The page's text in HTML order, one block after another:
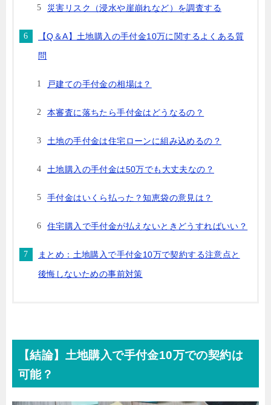
災害リスク（浸水や崖崩れなど）を調査する
【Q＆A】土地購入の手付金10万に関するよくある質
問
戸建ての手付金の相場は？
本審査に落ちたら手付金はどうなるの？
土地の手付金は住宅ローンに組み込めるの？
土地購入の手付金は50万でも大丈夫なの？
手付金はいくら払った？知恵袋の意見は？
住宅購入で手付金が払えないときどうすればいい？
まとめ：土地購入で手付金10万で契約する注意点と
後悔しないための事前対策
【結論】土地購入で手付金10万での契約は
可能？